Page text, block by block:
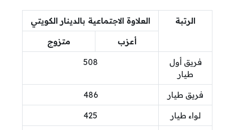
الرتبة العلاوة الاجتماعية بالدينار الكويتي
أعزب متزوج
فريق أول
طيار
508
فريق طيار 486
لواء طيار 425